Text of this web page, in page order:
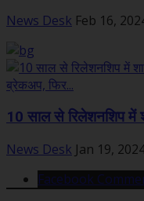
News Desk Feb 16,
10 साल से रिलेशनशिप में
News Desk Jan 19,
Facebook